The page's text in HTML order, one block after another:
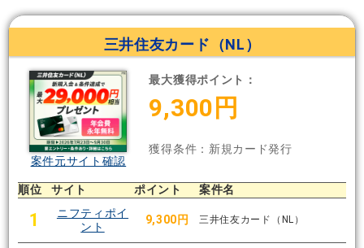
三井住友カード（NL）
案件元サイト確認
最大獲得ポイント：
9,300円
獲得条件：新規カード発行
順位 サイト ポイント 案件名
1
ニフティポイ
ント
9,300円 三井住友カード（NL）